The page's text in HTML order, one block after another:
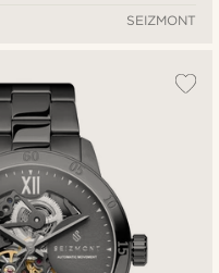
SEIZMONT